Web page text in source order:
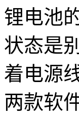
锂电池
状态是
着电源
两款软